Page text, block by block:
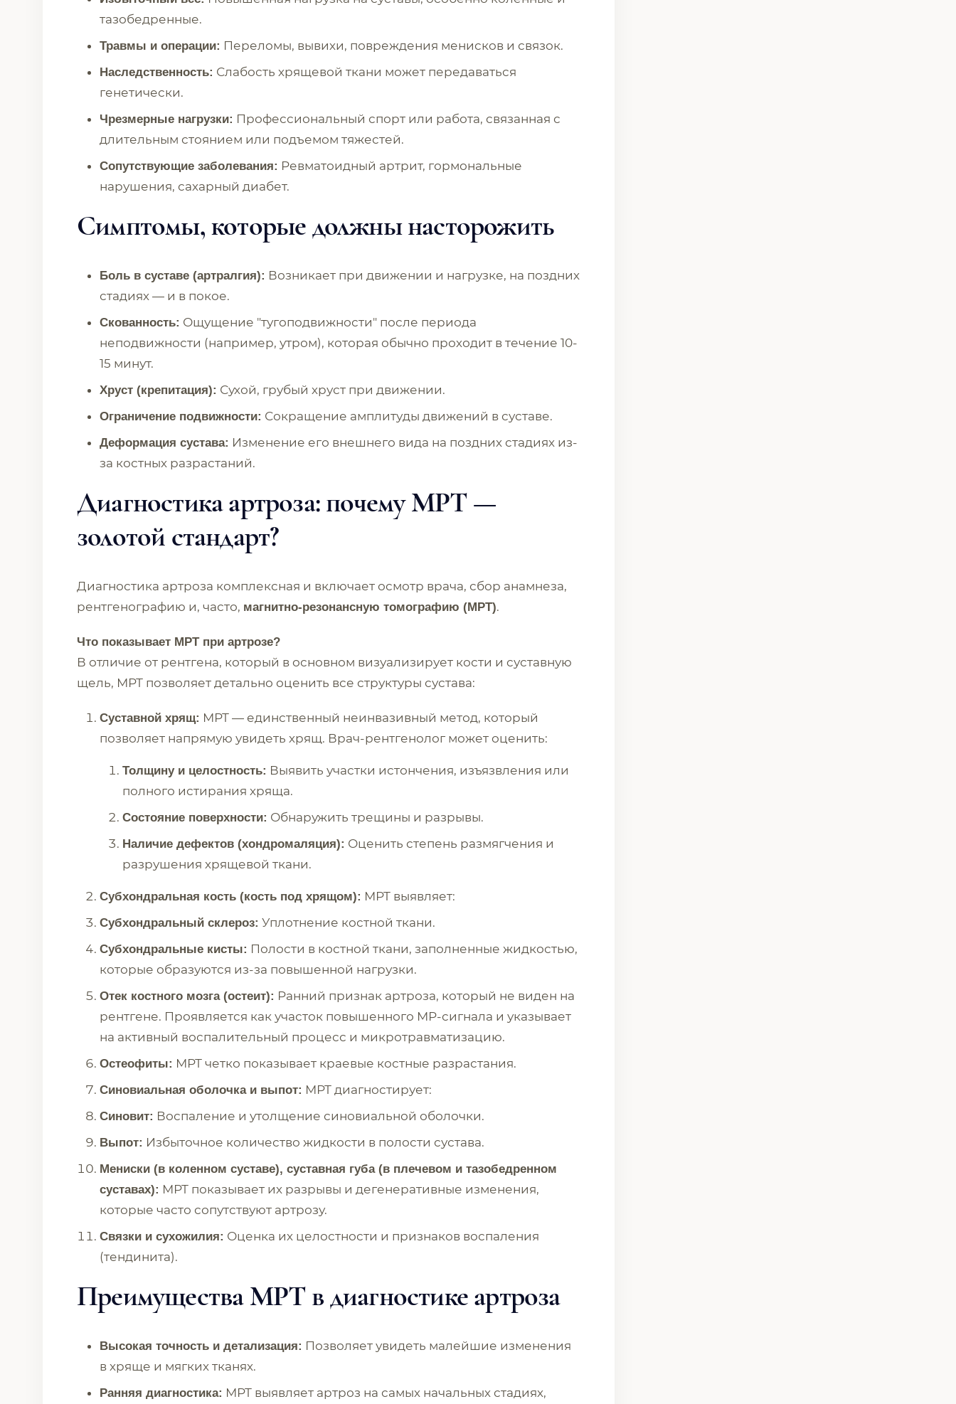
тазобедренные.
Травмы и операции: Переломы, вывихи, повреждения менисков и связок.
Наследственность: Слабость хрящевой ткани может передаваться
генетически.
Чрезмерные нагрузки: Профессиональный спорт или работа, связанная с
длительным стоянием или подъемом тяжестей.
Сопутствующие заболевания: Ревматоидный артрит, гормональные
нарушения, сахарный диабет.
Симптомы, которые должны насторожить
Боль в суставе (артралгия): Возникает при движении и нагрузке, на поздних
стадиях — и в покое.
Скованность: Ощущение "тугоподвижности" после периода
неподвижности (например, утром), которая обычно проходит в течение 10-
15 минут.
Хруст (крепитация): Сухой, грубый хруст при движении.
Ограничение подвижности: Сокращение амплитуды движений в суставе.
Деформация сустава: Изменение его внешнего вида на поздних стадиях из-
за костных разрастаний.
Диагностика артроза: почему МРТ —
золотой стандарт?
Диагностика артроза комплексная и включает осмотр врача, сбор анамнеза,
рентгенографию и, часто, магнитно-резонансную томографию (МРТ).
Что показывает МРТ при артрозе?
В отличие от рентгена, который в основном визуализирует кости и суставную
щель, МРТ позволяет детально оценить все структуры сустава:
Суставной хрящ: МРТ — единственный неинвазивный метод, который
позволяет напрямую увидеть хрящ. Врач-рентгенолог может оценить:
Толщину и целостность: Выявить участки истончения, изъязвления или
полного истирания хряща.
Состояние поверхности: Обнаружить трещины и разрывы.
Наличие дефектов (хондромаляция): Оценить степень размягчения и
разрушения хрящевой ткани.
Субхондральная кость (кость под хрящом): МРТ выявляет:
Субхондральный склероз: Уплотнение костной ткани.
Субхондральные кисты: Полости в костной ткани, заполненные жидкостью,
которые образуются из-за повышенной нагрузки.
Отек костного мозга (остеит): Ранний признак артроза, который не виден на
рентгене. Проявляется как участок повышенного МР-сигнала и указывает
на активный воспалительный процесс и микротравматизацию.
Остеофиты: МРТ четко показывает краевые костные разрастания.
Синовиальная оболочка и выпот: МРТ диагностирует:
Синовит: Воспаление и утолщение синовиальной оболочки.
Выпот: Избыточное количество жидкости в полости сустава.
Мениски (в коленном суставе), суставная губа (в плечевом и тазобедренном
суставах): МРТ показывает их разрывы и дегенеративные изменения,
которые часто сопутствуют артрозу.
Связки и сухожилия: Оценка их целостности и признаков воспаления
(тендинита).
Преимущества МРТ в диагностике артроза
Высокая точность и детализация: Позволяет увидеть малейшие изменения
в хряще и мягких тканях.
Ранняя диагностика: МРТ выявляет артроз на самых начальных стадиях,